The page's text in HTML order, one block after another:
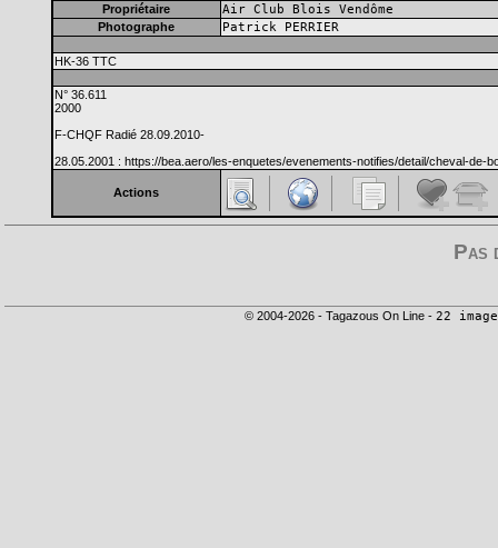
Propriétaire Air Club Blois Vendôme
Photographe Patrick PERRIER
HK-36 TTC
N° 36.611
2000
F-CHQF Radié 28.09.2010-
28.05.2001 : https://bea.aero/les-enquetes/evenements-notifies/detail/cheval-
Actions
Pas
© 2004-2026 - Tagazous On Line - 22